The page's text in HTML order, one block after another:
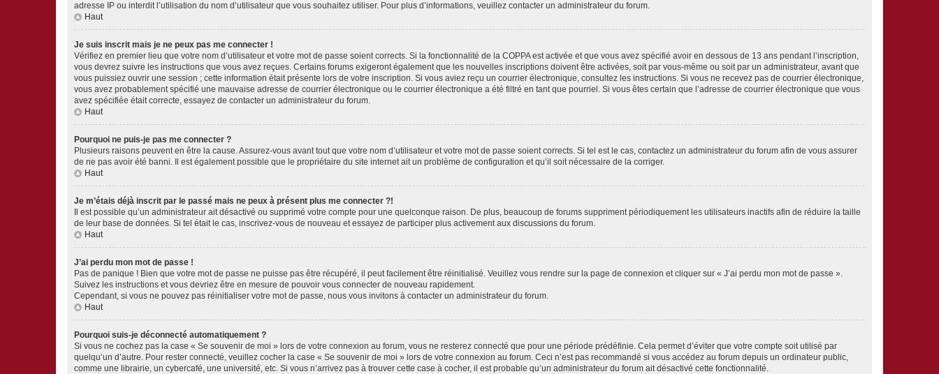
adresse IP ou interdit l’utilisation du nom d’utilisateur que vous souhaitez utiliser. Pour plus d’informations, veuillez contacter un administrateur du forum.
Haut
Je suis inscrit mais je ne peux pas me connecter !
Vérifiez en premier lieu que votre nom d’utilisateur et votre mot de passe soient corrects. Si la fonctionnalité de la COPPA est activée et que vous avez spécifié avoir en dessous de 13 ans pendant l’inscription,
vous devrez suivre les instructions que vous avez reçues. Certains forums exigeront également que les nouvelles inscriptions doivent être activées, soit par vous-même ou soit par un administrateur, avant que
vous puissiez ouvrir une session ; cette information était présente lors de votre inscription. Si vous aviez reçu un courrier électronique, consultez les instructions. Si vous ne recevez pas de courrier électronique,
vous avez probablement spécifié une mauvaise adresse de courrier électronique ou le courrier électronique a été filtré en tant que pourriel. Si vous êtes certain que l’adresse de courrier électronique que vous
avez spécifiée était correcte, essayez de contacter un administrateur du forum.
Haut
Pourquoi ne puis-je pas me connecter ?
Plusieurs raisons peuvent en être la cause. Assurez-vous avant tout que votre nom d’utilisateur et votre mot de passe soient corrects. Si tel est le cas, contactez un administrateur du forum afin de vous assurer
de ne pas avoir été banni. Il est également possible que le propriétaire du site internet ait un problème de configuration et qu’il soit nécessaire de la corriger.
Haut
Je m’étais déjà inscrit par le passé mais ne peux à présent plus me connecter ?!
Il est possible qu’un administrateur ait désactivé ou supprimé votre compte pour une quelconque raison. De plus, beaucoup de forums suppriment périodiquement les utilisateurs inactifs afin de réduire la taille
de leur base de données. Si tel était le cas, inscrivez-vous de nouveau et essayez de participer plus activement aux discussions du forum.
Haut
J’ai perdu mon mot de passe !
Pas de panique ! Bien que votre mot de passe ne puisse pas être récupéré, il peut facilement être réinitialisé. Veuillez vous rendre sur la page de connexion et cliquer sur « J’ai perdu mon mot de passe ».
Suivez les instructions et vous devriez être en mesure de pouvoir vous connecter de nouveau rapidement.
Cependant, si vous ne pouvez pas réinitialiser votre mot de passe, nous vous invitons à contacter un administrateur du forum.
Haut
Pourquoi suis-je déconnecté automatiquement ?
Si vous ne cochez pas la case « Se souvenir de moi » lors de votre connexion au forum, vous ne resterez connecté que pour une période prédéfinie. Cela permet d’éviter que votre compte soit utilisé par
quelqu’un d’autre. Pour rester connecté, veuillez cocher la case « Se souvenir de moi » lors de votre connexion au forum. Ceci n’est pas recommandé si vous accédez au forum depuis un ordinateur public,
comme une librairie, un cybercafé, une université, etc. Si vous n’arrivez pas à trouver cette case à cocher, il est probable qu’un administrateur du forum ait désactivé cette fonctionnalité.